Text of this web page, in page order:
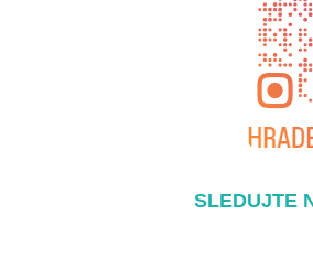
SLEDUJTE